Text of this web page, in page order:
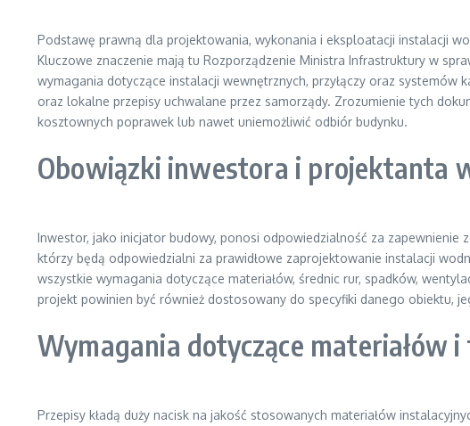
Podstawę prawną dla projektowania, wykonania i eksploatacji instalacji
Kluczowe znaczenie mają tu Rozporządzenie Ministra Infrastruktury w
wymagania dotyczące instalacji wewnętrznych, przyłączy oraz
oraz lokalne przepisy uchwalane przez samorządy. Zrozumienie tych
kosztownych poprawek lub nawet uniemożliwić odbiór budynku.
Obowiązki inwestora i projektanta
Inwestor, jako inicjator budowy, ponosi odpowiedzialność za
którzy będą odpowiedzialni za prawidłowe zaprojektowanie instalacji
wszystkie wymagania dotyczące materiałów, średnic rur, spadków,
projekt powinien być również dostosowany do specyfiki danego obiektu,
Wymagania dotyczące materiałów
Przepisy kładą duży nacisk na jakość stosowanych materiałów